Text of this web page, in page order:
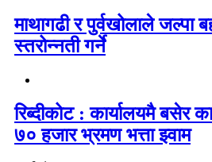
माथागढी र पुर्वखोलाले जल्पा
स्तरोन्नती गर्ने
रिब्दीकोट : कार्यालयमै बसेर
७० हजार भ्रमण भत्ता झ्वाम